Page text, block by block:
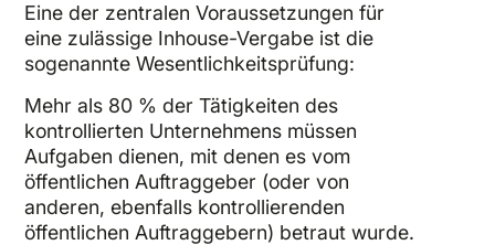
Eine der zentralen Voraussetzungen für
eine zulässige Inhouse-Vergabe ist die
sogenannte Wesentlichkeitsprüfung:
Mehr als 80 % der Tätigkeiten des
kontrollierten Unternehmens müssen
Aufgaben dienen, mit denen es vom
öffentlichen Auftraggeber (oder von
anderen, ebenfalls kontrollierenden
öffentlichen Auftraggebern) betraut wurde.